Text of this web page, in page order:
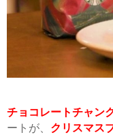
チョコレートチャン
ートが、 クリスマス